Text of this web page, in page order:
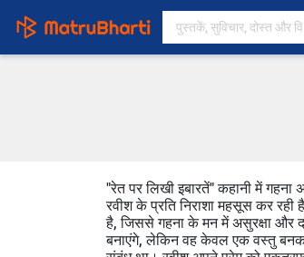
"रेत पर लिखी इबारतें" कहानी में
रवीश के प्रति निराशा महसूस कर रही
है, जिससे गहना के मन में असुरक्षा और
बनाएंगे, लेकिन वह केवल एक वस्तु